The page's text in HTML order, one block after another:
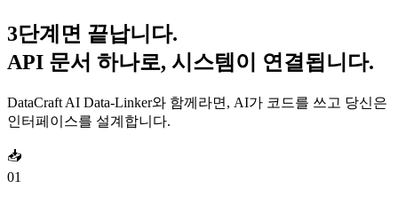
3단계면 끝납니다.
API 문서 하나로, 시스템이 연결됩니다.
DataCraft AI Data-Linker와 함께라면, AI가 코드를 쓰고 당신은
인터페이스를 설계합니다.
📥
01